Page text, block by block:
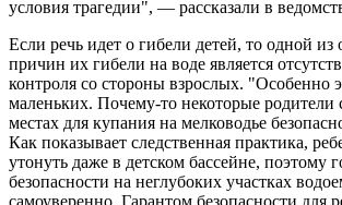
условия трагедии", — рассказали в
Если речь идет о гибели детей, то одной
причин их гибели на воде является
контроля со стороны взрослых. "Особенно
маленьких. Почему-то некоторые родители
местах для купания на мелководье
Как показывает следственная практика,
утонуть даже в детском бассейне, поэтому
безопасности на неглубоких участках
самоуверенно. Гарантом безопасности для